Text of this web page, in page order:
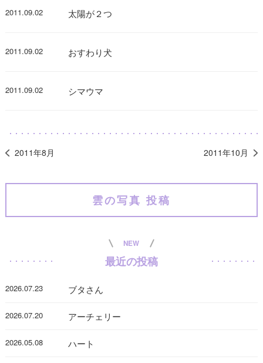
2011.09.02 太陽が２つ
2011.09.02 おすわり犬
2011.09.02 シマウマ
2011年8月 2011年10月
雲の写真 投稿
NEW
最近の投稿
2026.07.23 ブタさん
2026.07.20 アーチェリー
2026.05.08 ハート